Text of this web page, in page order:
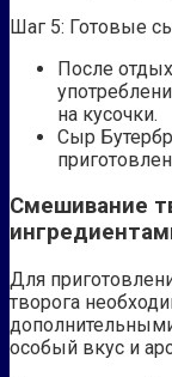
Шаг 5: Готовые
После
на кусочки.
Сыр
Смешивание
Для
творога
особый вкус и